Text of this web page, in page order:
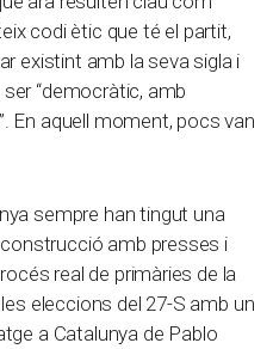
codi ètic que té el partit,
existint amb la seva sigla i
“democràtic, amb
En aquell moment, pocs van
sempre han tingut una
amb presses i
real de primàries de la
eleccions del 27-S amb un
a Catalunya de Pablo